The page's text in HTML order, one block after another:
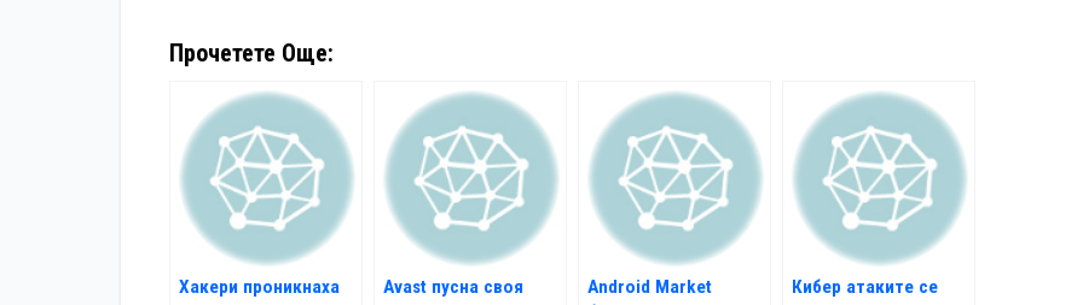
Прочетете Още:
Хакери проникнаха
Avast пусна своя
Android Market
Кибер атаките се